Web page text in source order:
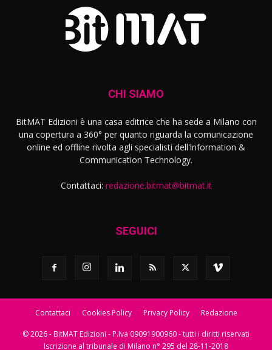
CHI SIAMO
BitMAT Edizioni è una casa editrice che ha sede a Milano con
una copertura a 360° per quanto riguarda la comunicazione
online ed offline rivolta agli specialisti dell'lnformation &
Communication Technology.
Contattaci: redazione.bitmat@bitmat.it
SEGUICI
Contattaci Cookies Policy Privacy Policy Redazione
© 2026 - BitMAT Edizioni - P.Iva 09091900960 - tutti i diritti riservati
Iscrizione al tribunale di Milano n° 295 del 28-11-2018